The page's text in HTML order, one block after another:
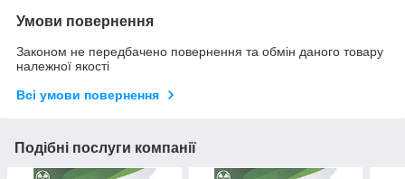
Умови повернення
Законом не передбачено повернення та обмін даного товару
належної якості
Всі умови повернення
Подібні послуги компанії